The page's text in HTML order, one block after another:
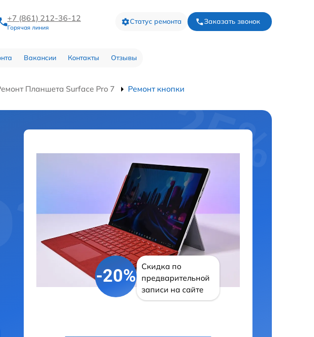
+7 (861) 212-36-12
Горячая линия
Статус ремонта Заказать звонок
Вакансии Контакты Отзывы
Планшета Surface Pro 7 Ремонт кнопки
-20%
Скидка по
предварительной
записи на сайте